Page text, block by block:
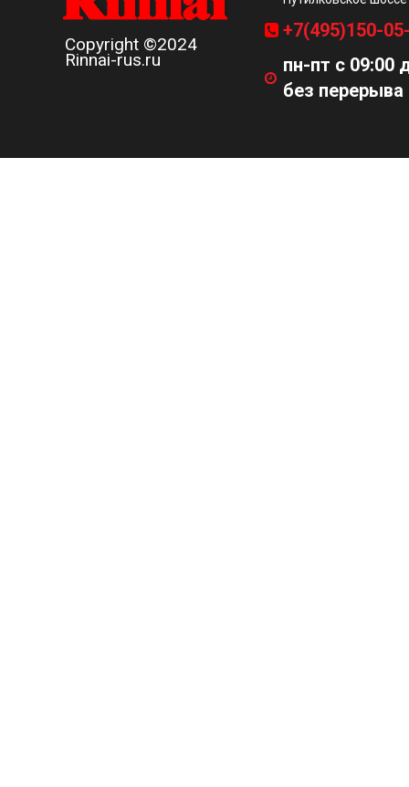
Copyright ©2024
Rinnai-rus.ru
+7(495)150-
пн-пт с 09:00
без перерыва